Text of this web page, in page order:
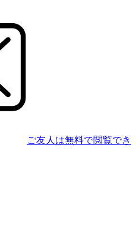
ご友人は無料で閲覧でき